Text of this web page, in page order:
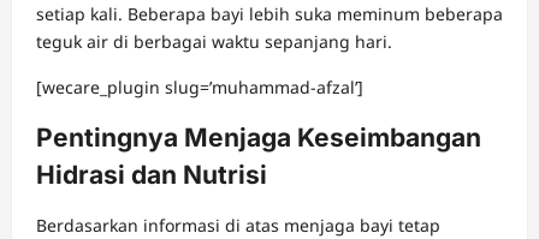
setiap kali. Beberapa bayi lebih suka meminum beberapa
teguk air di berbagai waktu sepanjang hari.
[wecare_plugin slug=’muhammad-afzal’]
Pentingnya Menjaga Keseimbangan
Hidrasi dan Nutrisi
Berdasarkan informasi di atas menjaga bayi tetap